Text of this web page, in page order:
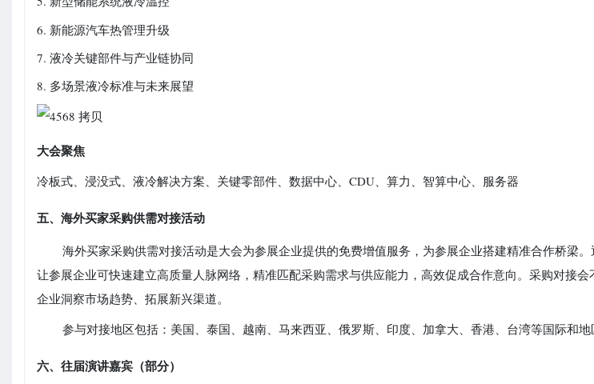
6. 新能源汽车热管理升级
7. 液冷关键部件与产业链协同
8. 多场景液冷标准与未来展望
大会聚焦
冷板式、浸没式、液冷解决方案、关键零部件、数据中心、CDU、算力、智算中心、服务器
五、海外买家采购供需对接活动
海外买家采购供需对接活动是大会为参展企业提供的免费增值服务，为参展企业搭建精准合作桥梁
让参展企业可快速建立高质量人脉网络，精准匹配采购需求与供应能力，高效促成合作意向。采购对接
企业洞察市场趋势、拓展新兴渠道。
参与对接地区包括：美国、泰国、越南、马来西亚、俄罗斯、印度、加拿大、香港、台湾等国际和地
六、往届演讲嘉宾（部分）